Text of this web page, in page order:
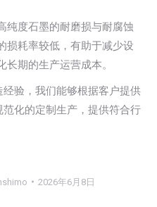
纯度石墨的耐磨损与耐腐蚀
损耗率较低，有助于减少设
期的生产运营成本。
验，我们能够根据客户提供
化的定制生产，提供符合行
2026年6月8日